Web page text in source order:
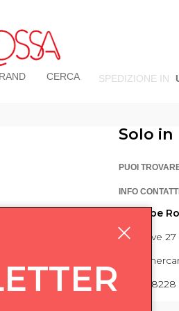
SPEDIZIONE IN
CERCA
Solo in
PUOI
INFO CONTATTI
La Volpe
Via Piave
0571498228